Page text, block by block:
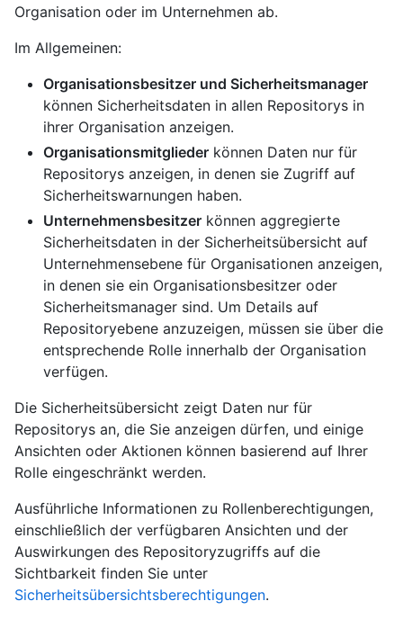
Organisation oder im Unternehmen ab.
Im Allgemeinen:
Organisationsbesitzer und Sicherheitsmanager
können Sicherheitsdaten in allen Repositorys in
ihrer Organisation anzeigen.
Organisationsmitglieder können Daten nur für
Repositorys anzeigen, in denen sie Zugriff auf
Sicherheitswarnungen haben.
Unternehmensbesitzer können aggregierte
Sicherheitsdaten in der Sicherheitsübersicht auf
Unternehmensebene für Organisationen anzeigen,
in denen sie ein Organisationsbesitzer oder
Sicherheitsmanager sind. Um Details auf
Repositoryebene anzuzeigen, müssen sie über die
entsprechende Rolle innerhalb der Organisation
verfügen.
Die Sicherheitsübersicht zeigt Daten nur für
Repositorys an, die Sie anzeigen dürfen, und einige
Ansichten oder Aktionen können basierend auf Ihrer
Rolle eingeschränkt werden.
Ausführliche Informationen zu Rollenberechtigungen,
einschließlich der verfügbaren Ansichten und der
Auswirkungen des Repositoryzugriffs auf die
Sichtbarkeit finden Sie unter
Sicherheitsübersichtsberechtigungen.